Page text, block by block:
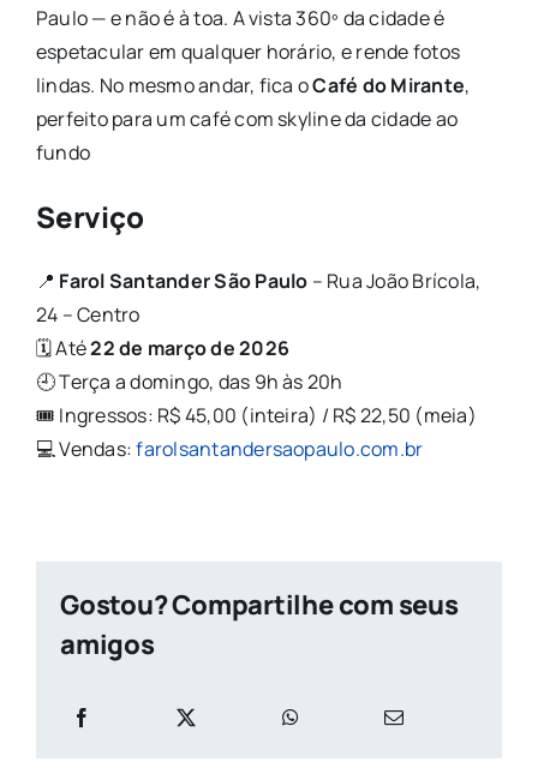
Paulo — e não é à toa. A vista 360º da cidade é
espetacular em qualquer horário, e rende fotos
lindas. No mesmo andar, fica oCafé do Mirante,
perfeito para um café com skyline da cidade ao
fundo
Serviço
📍 Farol Santander São Paulo – Rua João Brícola,
24 – Centro
🗓️ Até22 de março de 2026
🕘 Terça a domingo, das 9h às 20h
🎟️ Ingressos: R$ 45,00 (inteira) / R$ 22,50 (meia)
💻 Vendas:farolsantandersaopaulo.com.br
Gostou? Compartilhe com seus
amigos